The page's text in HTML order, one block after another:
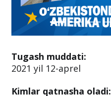
Tugash muddati:
2021 yil 12-aprel
Kimlar qatnasha oladi: